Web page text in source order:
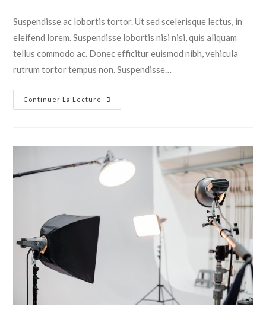
Suspendisse ac lobortis tortor. Ut sed scelerisque lectus, in
eleifend lorem. Suspendisse lobortis nisi nisi, quis aliquam
tellus commodo ac. Donec efficitur euismod nibh, vehicula
rutrum tortor tempus non. Suspendisse…
Continuer La Lecture